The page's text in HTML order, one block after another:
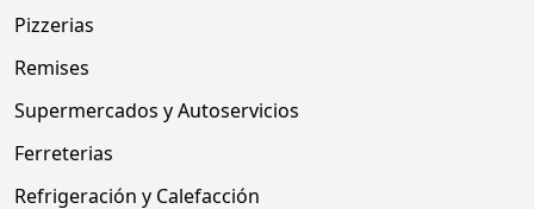
Pizzerias
Remises
Supermercados y Autoservicios
Ferreterias
Refrigeración y Calefacción